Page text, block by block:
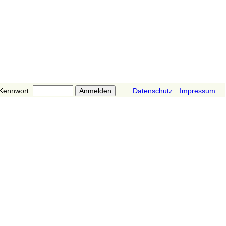
Datenschutz Impressum